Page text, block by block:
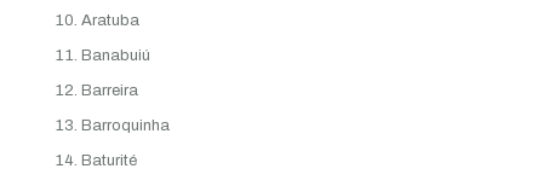
Aratuba
Banabuiú
Barreira
Barroquinha
Baturité